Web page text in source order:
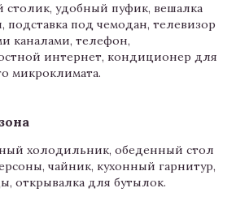
столик, удобный пуфик, вешалка
под чемодан, телевизор
каналами, телефон,
интернет, кондиционер для
микроклимата.
холодильник, обеденный стол
чайник, кухонный гарнитур,
открывалка для бутылок.